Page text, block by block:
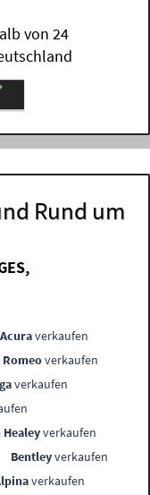
von 24
Rund um
Acuraverkaufen
Romeoverkaufen
verkaufen
verkaufen
Bentleyverkaufen
verkaufen